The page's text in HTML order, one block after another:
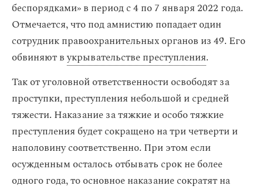
беспорядками» в период с 4 по 7 января 2022 года.
Отмечается, что под амнистию попадает один
сотрудник правоохранительных органов из 49. Его
обвиняют вукрывательстве преступления.
Так от уголовной ответственности освободят за
проступки, преступления небольшой и средней
тяжести. Наказание за тяжкие и особо тяжкие
преступления будет сокращено на три четверти и
наполовину соответственно. При этом если
осужденным осталось отбывать срок не более
одного года, то основное наказание сократят на